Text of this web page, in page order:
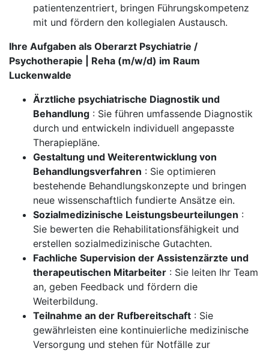
patientenzentriert, bringen Führungskompetenz
mit und fördern den kollegialen Austausch.
Ihre Aufgaben als Oberarzt Psychiatrie /
Psychotherapie | Reha (m/w/d) im Raum
Luckenwalde
Ärztliche psychiatrische Diagnostik und
Behandlung : Sie führen umfassende Diagnostik
durch und entwickeln individuell angepasste
Therapiepläne.
Gestaltung und Weiterentwicklung von
Behandlungsverfahren : Sie optimieren
bestehende Behandlungskonzepte und bringen
neue wissenschaftlich fundierte Ansätze ein.
Sozialmedizinische Leistungsbeurteilungen :
Sie bewerten die Rehabilitationsfähigkeit und
erstellen sozialmedizinische Gutachten.
Fachliche Supervision der Assistenzärzte und
therapeutischen Mitarbeiter : Sie leiten Ihr Team
an, geben Feedback und fördern die
Weiterbildung.
Teilnahme an der Rufbereitschaft : Sie
gewährleisten eine kontinuierliche medizinische
Versorgung und stehen für Notfälle zur